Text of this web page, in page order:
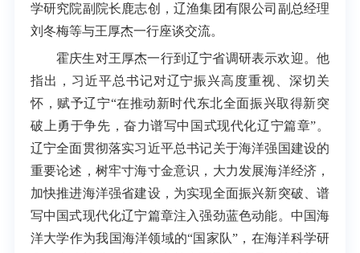
学研究院副院长鹿志创，辽渔集团有限公司副总经理
刘冬梅等与王厚杰一行座谈交流。
霍庆生对王厚杰一行到辽宁省调研表示欢迎。他
指出，习近平总书记对辽宁振兴高度重视、深切关
怀，赋予辽宁“在推动新时代东北全面振兴取得新突
破上勇于争先，奋力谱写中国式现代化辽宁篇章”。
辽宁全面贯彻落实习近平总书记关于海洋强国建设的
重要论述，树牢寸海寸金意识，大力发展海洋经济，
加快推进海洋强省建设，为实现全面振兴新突破、谱
写中国式现代化辽宁篇章注入强劲蓝色动能。中国海
洋大学作为我国海洋领域的“国家队”，在海洋科学研